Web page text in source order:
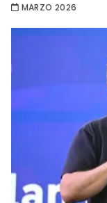
MARZO 2026